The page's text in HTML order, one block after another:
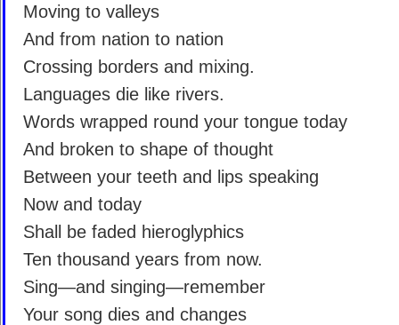
Moving to valleys
And from nation to nation
Crossing borders and mixing.
Languages die like rivers.
Words wrapped round your tongue today
And broken to shape of thought
Between your teeth and lips speaking
Now and today
Shall be faded hieroglyphics
Ten thousand years from now.
Sing—and singing—remember
Your song dies and changes